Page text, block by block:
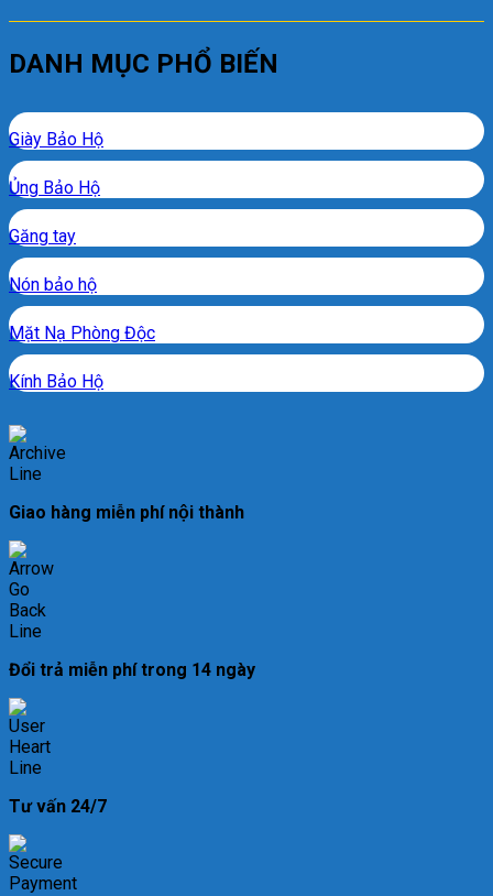
DANH MỤC PHỔ BIẾN
Giày Bảo Hộ
Ủng Bảo Hộ
Găng tay
Nón bảo hộ
Mặt Nạ Phòng Độc
Kính Bảo Hộ
Giao hàng miễn phí nội thành
Đổi trả miễn phí trong 14 ngày
Tư vấn 24/7